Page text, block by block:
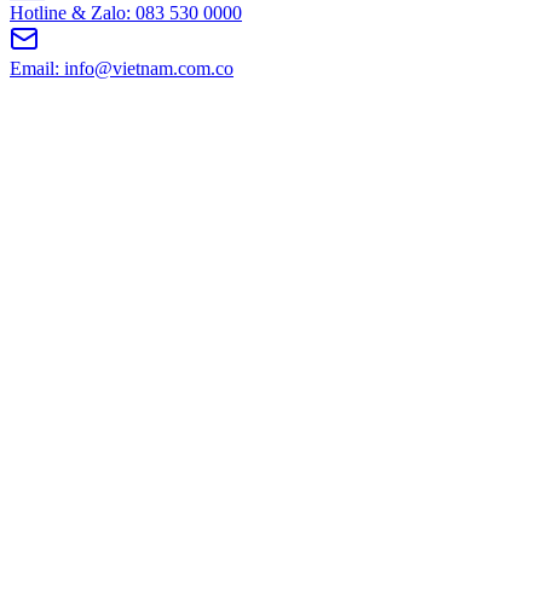
Hotline & Zalo: 083 530 0000
Email: info@vietnam.com.co